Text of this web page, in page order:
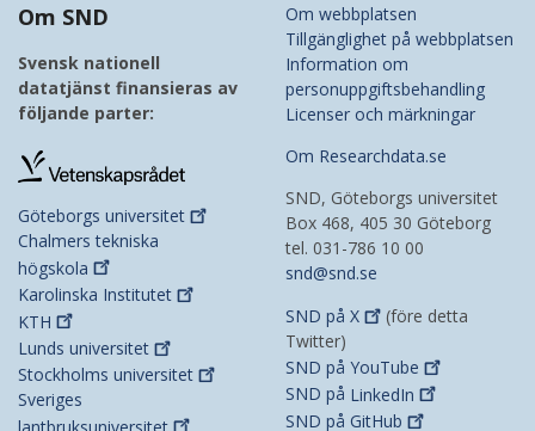
Om SND
Svensk nationell
datatjänst finansieras av
följande parter:
Göteborgs universitet
Chalmers tekniska
högskola
Karolinska Institutet
KTH
Lunds universitet
Stockholms universitet
Sveriges
Om webbplatsen
Tillgänglighet på webbplatsen
Information om
personuppgiftsbehandling
Licenser och märkningar
Om Researchdata.se
SND, Göteborgs universitet
Box 468, 405 30 Göteborg
tel. 031-786 10 00
snd@snd.se
SND på X
(före detta
Twitter)
SND på YouTube
SND på LinkedIn
SND på GitHub